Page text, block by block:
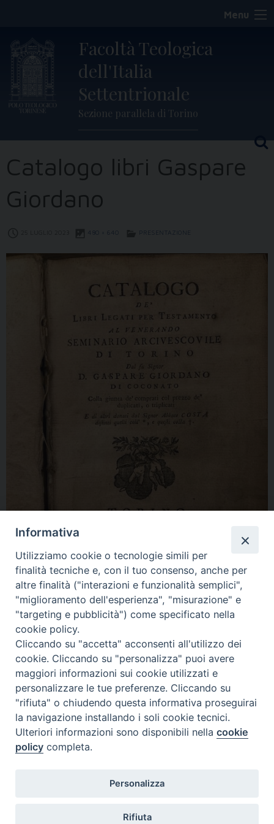
content
Menu
Facoltà Teologica
dell'Italia
Settentrionale
Sezione parallela di Torino
Catalogo libri Gaspare
Giordano
480 × 640 PRESENTAZIONE
« Previous Image
FONDAZIONE POLO TEOLOGICO
TORINESE
Tel. 011.4360249
Informativa
Utilizziamo cookie o tecnologie simili per
finalità tecniche e, con il tuo consenso, anche per
altre finalità ("interazioni e funzionalità semplici",
"miglioramento dell'esperienza", "misurazione" e
"targeting e pubblicità") come specificato nella
cookie policy.
Cliccando su "accetta" acconsenti all'utilizzo dei
cookie. Cliccando su "personalizza" puoi avere
maggiori informazioni sui cookie utilizzati e
personalizzare le tue preferenze. Cliccando su
"rifiuta" o chiudendo questa informativa proseguirai
la navigazione installando i soli cookie tecnici.
Ulteriori informazioni sono disponibili nellacookie
policy completa.
Personalizza
Rifiuta